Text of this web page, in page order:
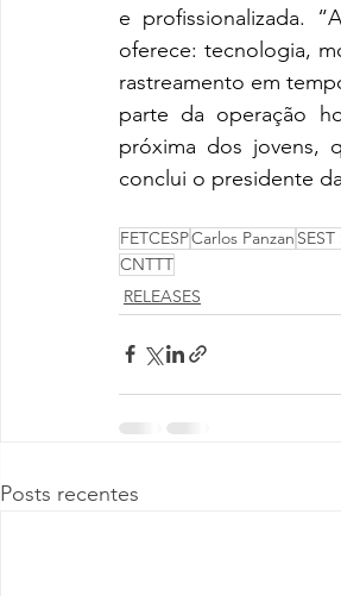
e profissionalizada.
oferece: tecnologia,
rastreamento em
parte da operação
próxima dos jovens,
conclui o presidente da
FETCESPCarlos Panzan
CNTTT
RELEASES
Posts recentes